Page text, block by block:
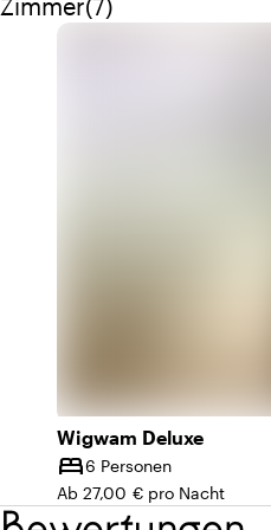
Wigwam Deluxe
bed
Kapazität
6 Personen
Ab 27,00 € pro Nacht